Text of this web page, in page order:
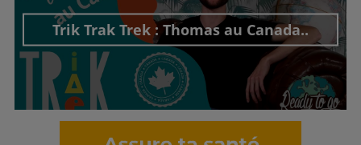
Trik Trak Trek : Thomas au Canada..